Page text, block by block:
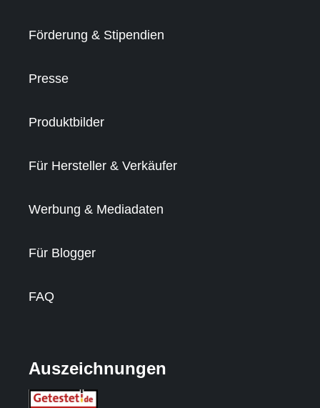
Förderung & Stipendien
Presse
Produktbilder
Für Hersteller & Verkäufer
Werbung & Mediadaten
Für Blogger
FAQ
Auszeichnungen